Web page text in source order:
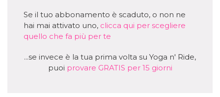
Se il tuo abbonamento è scaduto, o non ne
hai mai attivato uno, clicca qui per scegliere
quello che fa più per te
...se invece è la tua prima volta su Yoga n' Ride,
puoi provare GRATIS per 15 giorni